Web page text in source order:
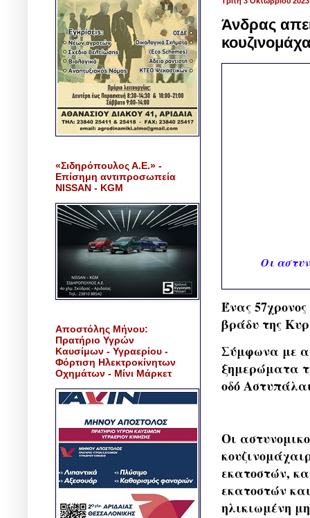
Άνδρας
Οι
Ένας
βράδυ της
Σύμφωνα με
ξημερώματα
οδό
Οι
εκατοστών,
εκατοστών
ηλικιωμένη
«Σιδηρόπουλος Α.Ε.» -
Επίσημη αντιπροσωπεία
NISSAN - KGM
Αποστόλης Μήνου:
Πρατήριο Υγρών
Καυσίμων - Υγραερίου -
Φόρτιση Ηλεκτροκίνητων
Οχημάτων - Μίνι Μάρκετ